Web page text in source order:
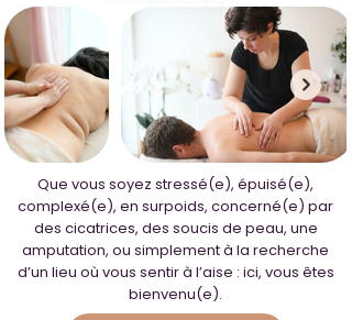
Que vous soyez stressé(e), épuisé(e),
complexé(e), en surpoids, concerné(e) par
des cicatrices, des soucis de peau, une
amputation, ou simplement à la recherche
d’un lieu où vous sentir à l’aise : ici, vous êtes
bienvenu(e).